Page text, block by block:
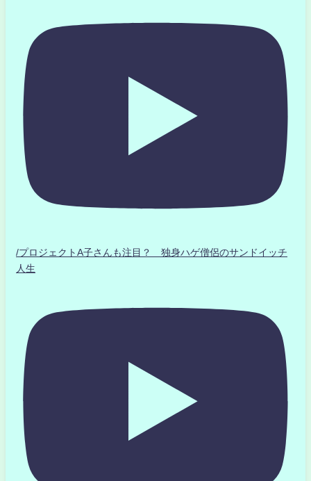
/プロジェクトA子さんも注目？ 独身ハゲ僧侶のサンドイッチ
人生